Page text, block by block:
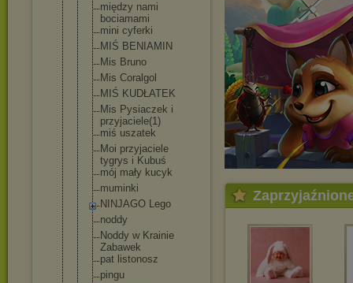
między nami
bociamami
mini cyferki
MIŚ BENIAMIN
Mis Bruno
Mis Coralgol
MIŚ KUDŁATEK
Mis Pysiaczek i
przyjaciele(1)
miś uszatek
Moi przyjaciele
tygrys i Kubuś
mój mały kucyk
muminki
NINJAGO Lego
noddy
Noddy w Krainie
Zabawek
pat listonosz
pingu